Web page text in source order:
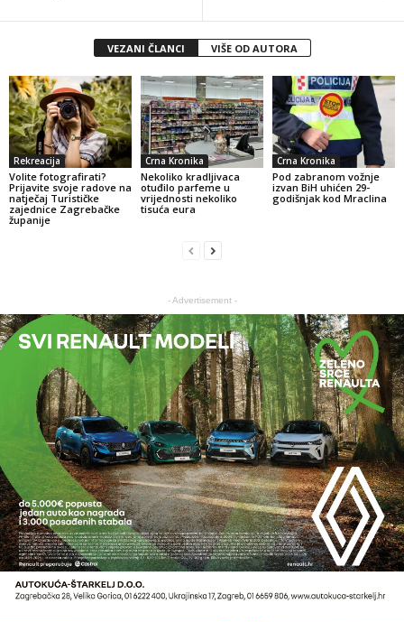
VEZANI ČLANCI VIŠE OD AUTORA
Rekreacija
Volite fotografirati?
Prijavite svoje radove na
natječaj Turističke
zajednice Zagrebačke
županije
Crna Kronika
Nekoliko kradljivaca
otuđilo parfeme u
vrijednosti nekoliko
tisuća eura
Crna Kronika
Pod zabranom vožnje
izvan BiH uhićen 29-
godišnjak kod Mraclina
- Advertisement -